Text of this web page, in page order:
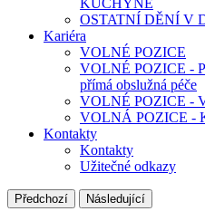
KUCHYNĚ
OSTATNÍ DĚNÍ V
Kariéra
VOLNÉ POZICE
VOLNÉ POZICE -
přímá obslužná péče
VOLNÉ POZICE -
VOLNÁ POZICE -
Kontakty
Kontakty
Užitečné odkazy
Předchozí Následující